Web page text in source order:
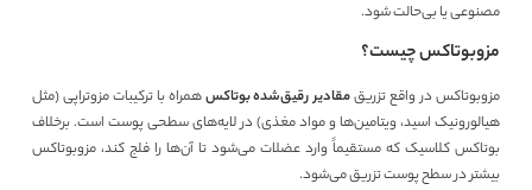
مصنوعی یا بی‌حالت شود.
مزوبوتاکس چیست؟
مزوبوتاکس در واقع تزریقمقادیر رقیق‌شده بوتاکسهمراه با ترکیبات مزوتراپی (مثل
هیالورونیک اسید، ویتامین‌ها و مواد مغذی) در لایه‌های سطحی پوست است. برخلاف
بوتاکس کلاسیک که مستقیماً وارد عضلات می‌شود تا آن‌ها را فلج کند، مزوبوتاکس
بیشتر در سطح پوست تزریق می‌شود.